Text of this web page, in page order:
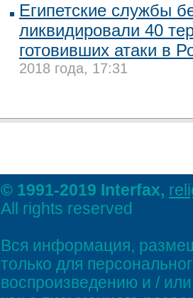
Египетские службы
ликвидировали 40
готовивших атаки в
2018 года, 17:31
© 1991-2019 Interfax,
All rights reserved
Вся информация,
только для
воспроизведению и /